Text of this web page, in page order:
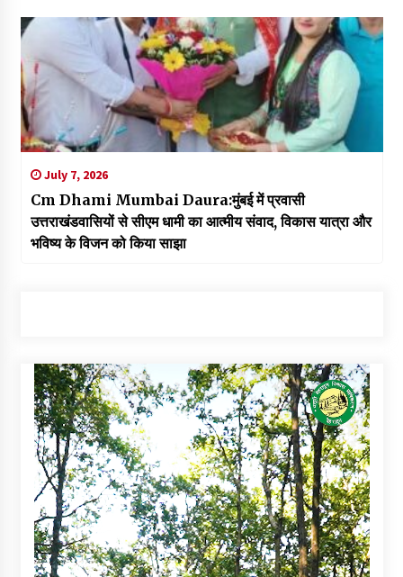
July 7, 2026
Cm Dhami Mumbai Daura:मुंबई में प्रवासी
उत्तराखंडवासियों से सीएम धामी का आत्मीय संवाद, विकास यात्रा और
भविष्य के विजन को किया साझा